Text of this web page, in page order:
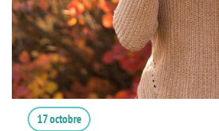
17 octobre